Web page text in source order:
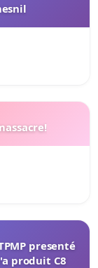
presenté
produit C8